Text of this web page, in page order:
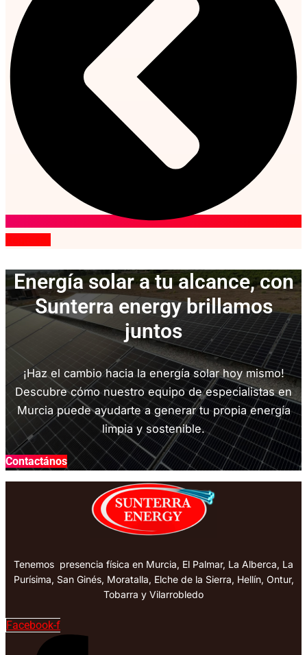
Energía solar a tu alcance, con
Sunterra energy brillamos
juntos
¡Haz el cambio hacia la energía solar hoy mismo!
Descubre cómo nuestro equipo de especialistas en
Murcia puede ayudarte a generar tu propia energía
limpia y sostenible.
Contactános
Tenemos presencia física en Murcia, El Palmar, La Alberca, La
Purísima, San Ginés, Moratalla, Elche de la Sierra, Hellín, Ontur,
Tobarra y Vilarrobledo
Facebook-f